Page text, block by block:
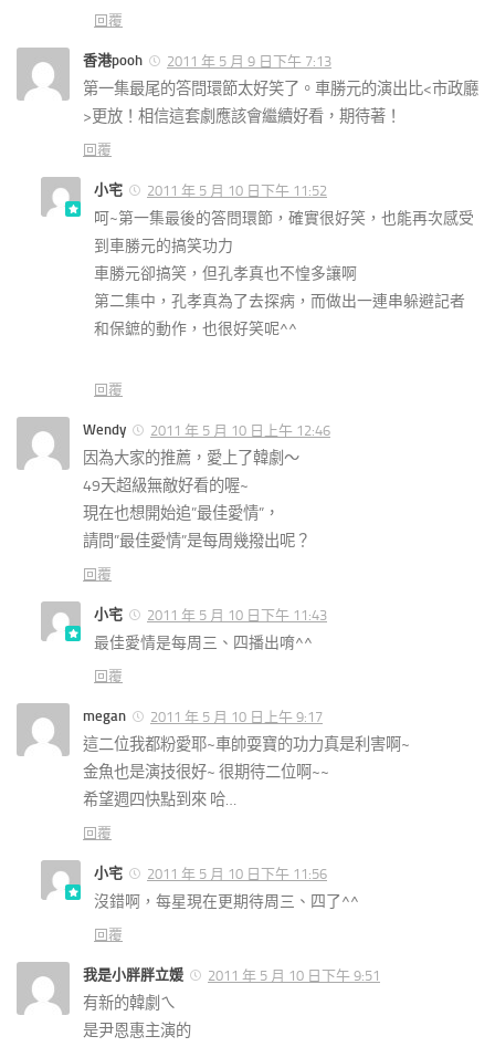
回覆
香港pooh 2011 年 5 月 9 日下午 7:13
第一集最尾的答問環節太好笑了。車勝元的演出比<市政廳
>更放！相信這套劇應該會繼續好看，期待著！
回覆
小宅 2011 年 5 月 10 日下午 11:52
呵~第一集最後的答問環節，確實很好笑，也能再次感受
到車勝元的搞笑功力
車勝元卻搞笑，但孔孝真也不惶多讓啊
第二集中，孔孝真為了去探病，而做出一連串躲避記者
和保鏣的動作，也很好笑呢^^
回覆
Wendy 2011 年 5 月 10 日上午 12:46
因為大家的推薦，愛上了韓劇～
49天超級無敵好看的喔~
現在也想開始追”最佳愛情”，
請問”最佳愛情”是每周幾撥出呢？
回覆
小宅 2011 年 5 月 10 日下午 11:43
最佳愛情是每周三、四播出唷^^
回覆
megan 2011 年 5 月 10 日上午 9:17
這二位我都粉愛耶~車帥耍寶的功力真是利害啊~
金魚也是演技很好~ 很期待二位啊~~
希望週四快點到來 哈…
回覆
小宅 2011 年 5 月 10 日下午 11:56
沒錯啊，每星現在更期待周三、四了^^
回覆
我是小胖胖立媛 2011 年 5 月 10 日下午 9:51
有新的韓劇ㄟ
是尹恩惠主演的